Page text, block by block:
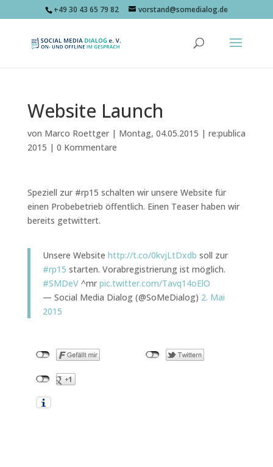
+49 30 43 65 79 82 vorstand@somedialog.de
Website Launch
von Marco Roettger| Montag, 04.05.2015 | re:publica
2015 | 0 Kommentare
Speziell zur #rp15 schalten wir unsere Website für
einen Probebetrieb öffentlich. Einen Teaser haben wir
bereits getwittert.
Unsere Website http://t.co/0kvjLtDxdb soll zur
#rp15 starten. Vorabregistrierung ist möglich.
#SMDeV^mr pic.twitter.com/Tavq14oElO
— Social Media Dialog (@SoMeDialog) 2. Mai
2015